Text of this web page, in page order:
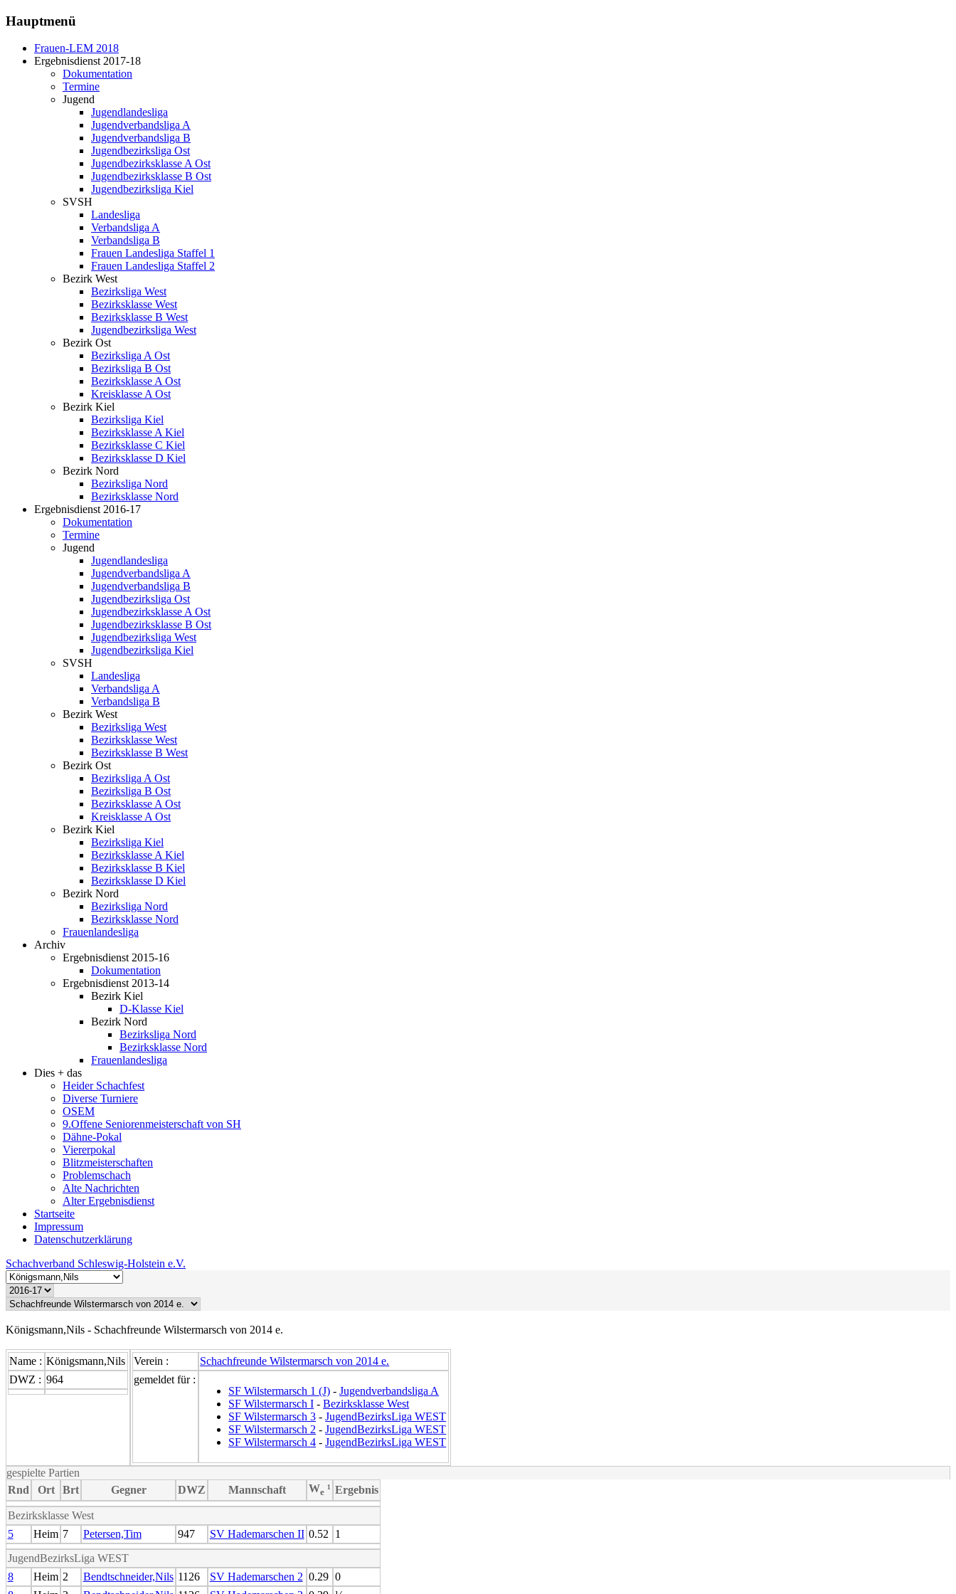
Hauptmenü
Frauen-LEM 2018
Ergebnisdienst 2017-18
Dokumentation
Termine
Jugend
Jugendlandesliga
Jugendverbandsliga A
Jugendverbandsliga B
Jugendbezirksliga Ost
Jugendbezirksklasse A Ost
Jugendbezirksklasse B Ost
Jugendbezirksliga Kiel
SVSH
Landesliga
Verbandsliga A
Verbandsliga B
Frauen Landesliga Staffel 1
Frauen Landesliga Staffel 2
Bezirk West
Bezirksliga West
Bezirksklasse West
Bezirksklasse B West
Jugendbezirksliga West
Bezirk Ost
Bezirksliga A Ost
Bezirksliga B Ost
Bezirksklasse A Ost
Kreisklasse A Ost
Bezirk Kiel
Bezirksliga Kiel
Bezirksklasse A Kiel
Bezirksklasse C Kiel
Bezirksklasse D Kiel
Bezirk Nord
Bezirksliga Nord
Bezirksklasse Nord
Ergebnisdienst 2016-17
Dokumentation
Termine
Jugend
Jugendlandesliga
Jugendverbandsliga A
Jugendverbandsliga B
Jugendbezirksliga Ost
Jugendbezirksklasse A Ost
Jugendbezirksklasse B Ost
Jugendbezirksliga West
Jugendbezirksliga Kiel
SVSH
Landesliga
Verbandsliga A
Verbandsliga B
Bezirk West
Bezirksliga West
Bezirksklasse West
Bezirksklasse B West
Bezirk Ost
Bezirksliga A Ost
Bezirksliga B Ost
Bezirksklasse A Ost
Kreisklasse A Ost
Bezirk Kiel
Bezirksliga Kiel
Bezirksklasse A Kiel
Bezirksklasse B Kiel
Bezirksklasse D Kiel
Bezirk Nord
Bezirksliga Nord
Bezirksklasse Nord
Frauenlandesliga
Archiv
Ergebnisdienst 2015-16
Dokumentation
Ergebnisdienst 2013-14
Bezirk Kiel
D-Klasse Kiel
Bezirk Nord
Bezirksliga Nord
Bezirksklasse Nord
Frauenlandesliga
Dies + das
Heider Schachfest
Diverse Turniere
OSEM
9.Offene Seniorenmeisterschaft von SH
Dähne-Pokal
Viererpokal
Blitzmeisterschaften
Problemschach
Alte Nachrichten
Alter Ergebnisdienst
Startseite
Impressum
Datenschutzerklärung
Schachverband Schleswig-Holstein e.V.
Königsmann,Nils - Schachfreunde Wilstermarsch von 2014 e.
Name : Königsmann,Nils
DWZ : 964
Verein :
Schachfreunde Wilstermarsch von 2014 e.
gemeldet für :
SF Wilstermarsch 1 (J) -Jugendverbandsliga A
SF Wilstermarsch I -Bezirksklasse West
SF Wilstermarsch 3 -JugendBezirksLiga WEST
SF Wilstermarsch 2 -JugendBezirksLiga WEST
SF Wilstermarsch 4 -JugendBezirksLiga WEST
gespielte Partien
Rnd
Ort Brt Gegner DWZ Mannschaft We ¹ Ergebnis
Bezirksklasse West
5
Heim 7 Petersen,Tim 947 SV Hademarschen II 0.52
1
JugendBezirksLiga WEST
8
Heim 2 Bendtschneider,Nils 1126 SV Hademarschen 2 0.29 0